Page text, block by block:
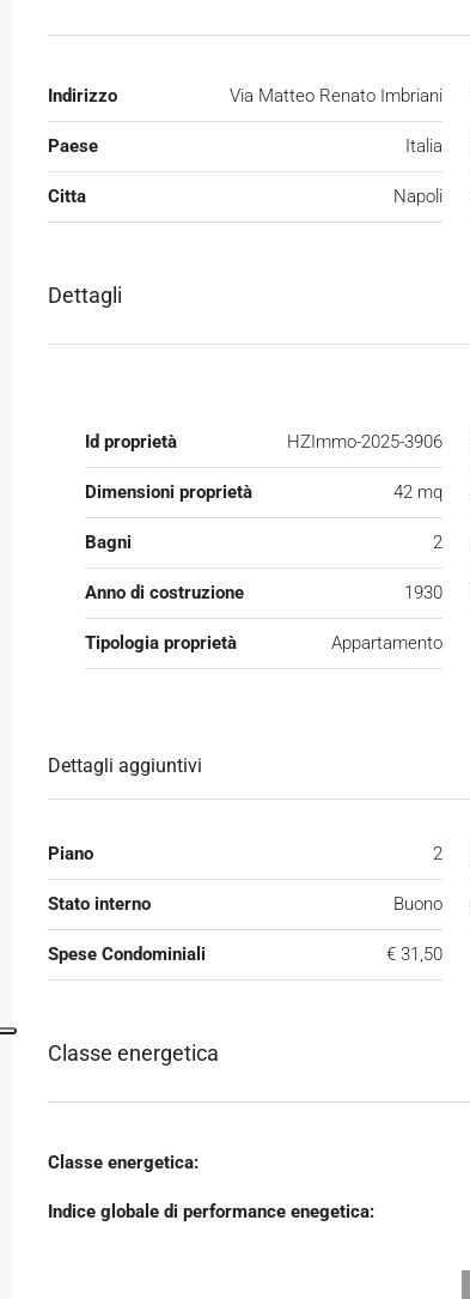
Indirizzo Via Matteo Renato Imbriani
Paese Italia
Citta Napoli
Dettagli
Id proprietà HZImmo-2025-3906
Dimensioni proprietà 42 mq
Bagni 2
Anno di costruzione 1930
Tipologia proprietà Appartamento
Dettagli aggiuntivi
Piano 2
Stato interno Buono
Spese Condominiali € 31,50
Classe energetica
Classe energetica:
Indice globale di performance enegetica: